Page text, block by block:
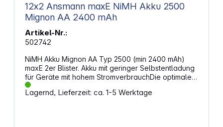
12x2 Ansmann maxE NiMH Akku 2500
Mignon AA 2400 mAh
Artikel-Nr.:
502742
NiMH Akku Mignon AA Typ 2500 (min 2400 mAh)
maxE 2er Blister. Akku mit geringer Selbstentladung
für Geräte mit hohem StromverbrauchDie optimale
Lösung für anspruchsvolle Anwender: Die Akkus
haben eine hohe Kapazität und trotzdem eine sehr
Lagernd, Lieferzeit: ca. 1-5 Werktage